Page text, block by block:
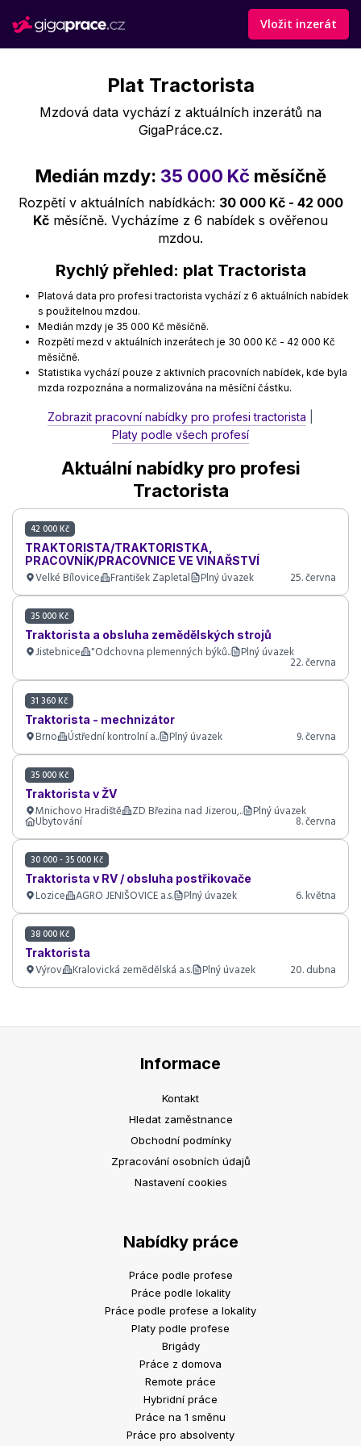
Vložit inzerát
Plat Tractorista
Mzdová data vychází z aktuálních inzerátů na
GigaPráce.cz.
Medián mzdy: 35 000 Kč měsíčně
Rozpětí v aktuálních nabídkách: 30 000 Kč - 42 000
Kč měsíčně. Vycházíme z 6 nabídek s ověřenou
mzdou.
Rychlý přehled: plat Tractorista
Platová data pro profesi tractorista vychází z 6 aktuálních nabídek
s použitelnou mzdou.
Medián mzdy je 35 000 Kč měsíčně.
Rozpětí mezd v aktuálních inzerátech je 30 000 Kč - 42 000 Kč
měsíčně.
Statistika vychází pouze z aktivních pracovních nabídek, kde byla
mzda rozpoznána a normalizována na měsíční částku.
Zobrazit pracovní nabídky pro profesi tractorista
Platy podle všech profesí
Aktuální nabídky pro profesi
Tractorista
42 000 Kč
TRAKTORISTA/TRAKTORISTKA,
PRACOVNÍK/PRACOVNICE VE VINAŘSTVÍ
Velké Bílovice František Zapletal Plný úvazek 25. června
35 000 Kč
Traktorista a obsluha zemědělských strojů
Jistebnice "Odchovna plemenných býků.. Plný úvazek
22. června
31 360 Kč
Traktorista - mechnizátor
Brno Ústřední kontrolní a.. Plný úvazek 9. června
35 000 Kč
Traktorista v ŽV
Mnichovo Hradiště ZD Březina nad Jizerou,.. Plný úvazek
Ubytování 8. června
30 000 - 35 000 Kč
Traktorista v RV / obsluha postřikovače
Lozice AGRO JENIŠOVICE a.s. Plný úvazek 6. května
38 000 Kč
Traktorista
Výrov Kralovická zemědělská a.s. Plný úvazek 20. dubna
Informace
Kontakt
Hledat zaměstnance
Obchodní podmínky
Zpracování osobních údajů
Nastavení cookies
Nabídky práce
Práce podle profese
Práce podle lokality
Práce podle profese a lokality
Platy podle profese
Brigády
Práce z domova
Remote práce
Hybridní práce
Práce na 1 směnu
Práce pro absolventy